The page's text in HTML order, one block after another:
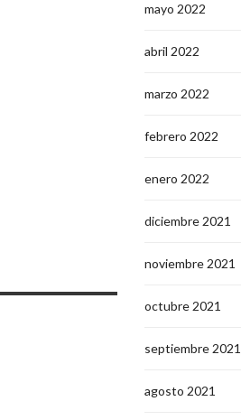
mayo 2022
abril 2022
marzo 2022
febrero 2022
enero 2022
diciembre 2021
noviembre 2021
octubre 2021
septiembre 2021
agosto 2021